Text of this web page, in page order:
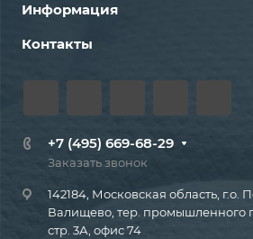
Информация
Контакты
+7 (495) 669-68-29
Заказать звонок
142184, Московская область, г.о.
Валищево, тер. промышленного
стр. 3А, офис 74